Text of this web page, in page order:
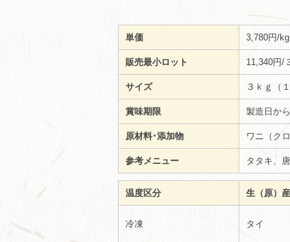
単価 3,780円/kg
販売最小ロット 11,340円/
サイズ ３ｋｇ（
賞味期限 製造日か
原材料･添加物 ワニ（ク
参考メニュー タタキ、
温度区分 生（原）
冷凍 タイ